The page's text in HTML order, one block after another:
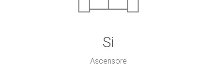
Si
Ascensore